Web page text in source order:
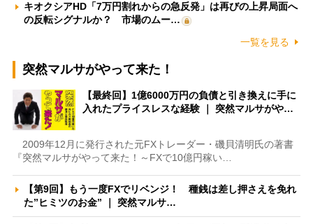
キオクシアHD「7万円割れからの急反発」は再びの上昇局面へ
の反転シグナルか？ 市場のムー…
一覧を見る
突然マルサがやって来た！
【最終回】1億6000万円の負債と引き換えに手に
入れたプライスレスな経験 ｜ 突然マルサがや…
2009年12月に発行された元FXトレーダー・磯貝清明氏の著書
『突然マルサがやって来た！～FXで10億円稼い…
【第9回】もう一度FXでリベンジ！ 種銭は差し押さえを免れ
た”ヒミツのお金” ｜ 突然マルサ…